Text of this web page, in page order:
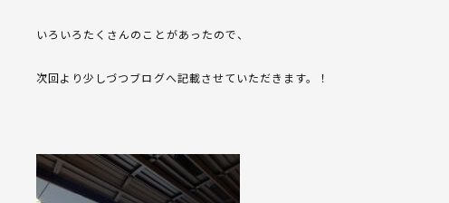
いろいろたくさんのことがあったので、
次回より少しづつブログへ記載させていただきます。！